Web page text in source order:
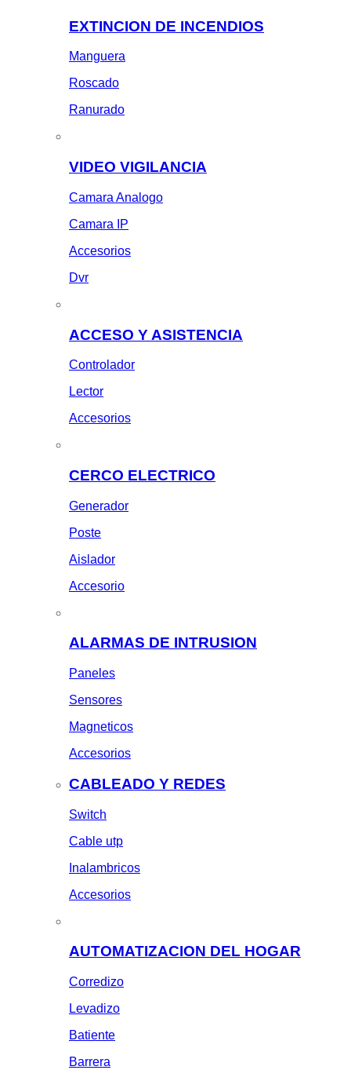
EXTINCION DE INCENDIOS
Manguera
Roscado
Ranurado
VIDEO VIGILANCIA
Camara Analogo
Camara IP
Accesorios
Dvr
ACCESO Y ASISTENCIA
Controlador
Lector
Accesorios
CERCO ELECTRICO
Generador
Poste
Aislador
Accesorio
ALARMAS DE INTRUSION
Paneles
Sensores
Magneticos
Accesorios
CABLEADO Y REDES
Switch
Cable utp
Inalambricos
Accesorios
AUTOMATIZACION DEL HOGAR
Corredizo
Levadizo
Batiente
Barrera